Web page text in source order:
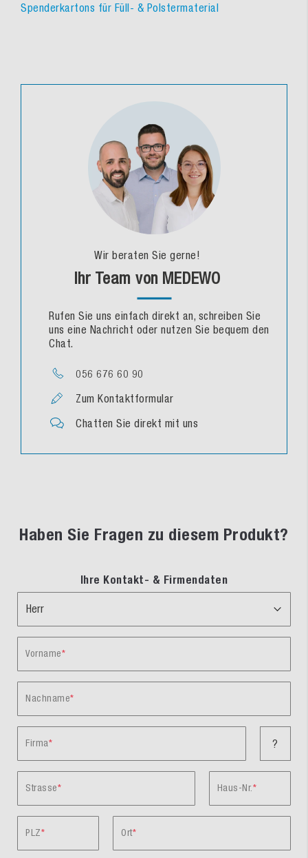
Spenderkartons für Füll- & Polstermaterial
Wir beraten Sie gerne!
Ihr Team von MEDEWO
Rufen Sie uns einfach direkt an, schreiben Sie
uns eine Nachricht oder nutzen Sie bequem den
Chat.
056 676 60 90
Zum Kontaktformular
Chatten Sie direkt mit uns
Haben Sie Fragen zu diesem Produkt?
Ihre Kontakt- & Firmendaten
Vorname
Nachname
Firma ?
Strasse Haus-Nr.
PLZ Ort